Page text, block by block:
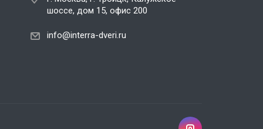
шоссе, дом 15, офис 200
info@interra-dveri.ru